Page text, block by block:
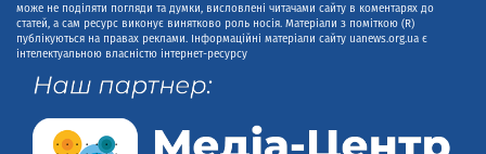
може не поділяти погляди та думки, висловлені читачами сайту в коментарях до
статей, а сам ресурс виконує винятково роль носія. Матеріали з поміткою (R)
публікуються на правах реклами. Інформаційні матеріали сайту uanews.org.ua є
інтелектуальною власністю інтернет-ресурсу